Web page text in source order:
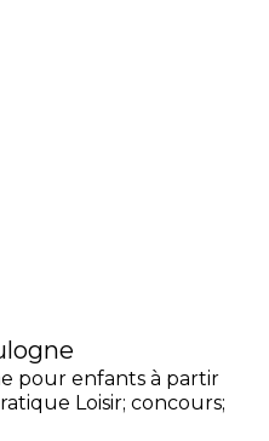
pour enfants à partir
Loisir; concours;